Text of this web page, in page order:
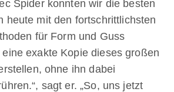
Spider konnten wir die besten
heute mit den fortschrittlichsten
für Form und Guss
exakte Kopie dieses großen
ohne ihn dabei
sagt er. „So, uns jetzt